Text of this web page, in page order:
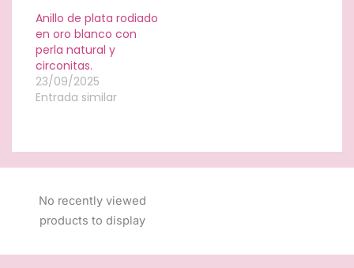
Anillo de plata rodiado
en oro blanco con
perla natural y
circonitas.
23/09/2025
Entrada similar
No recently viewed
products to display